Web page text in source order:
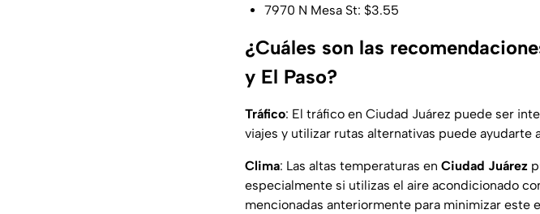
7970 N Mesa St: $3.55
¿Cuáles son las
y El Paso?
Tráfico: El tráfico en Ciudad Juárez puede ser
viajes y utilizar rutas alternativas puede
Clima: Las altas temperaturas en Ciudad Juárez
especialmente si utilizas el aire acondicionado
mencionadas anteriormente para minimizar este